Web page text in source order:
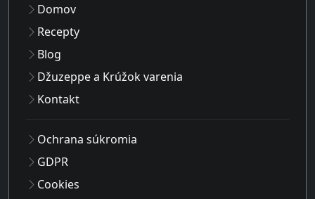
Domov
Recepty
Blog
Džuzeppe a Krúžok varenia
Kontakt
Ochrana súkromia
GDPR
Cookies